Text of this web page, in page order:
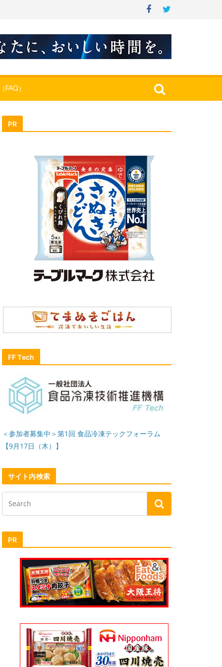
）
PR
FF Tech
＜参加者募集中＞第1回 食品冷凍テックフォーラム
【9月17日（木）】
サイト内検索
PR